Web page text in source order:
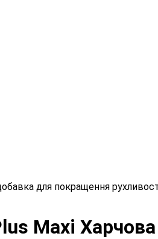
для покращення
Maxi